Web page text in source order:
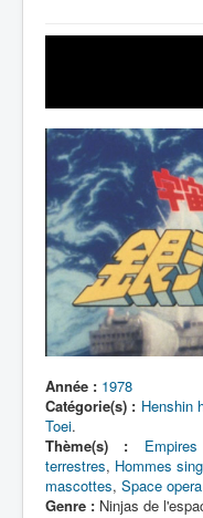
Lexique
la
Série
Entourage
Liabe
Gavanas
Artefacts
Environnement
Épisodes
Chronologie
Année : 1978
Catégorie(s) : Henshin
Toei.
Thème(s) :
terrestres, Hommes
mascottes, Space opera
Genre : Ninjas de